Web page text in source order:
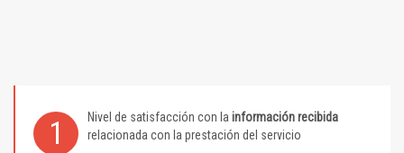
1 Nivel de satisfacción con la información recibida
relacionada con la prestación del servicio